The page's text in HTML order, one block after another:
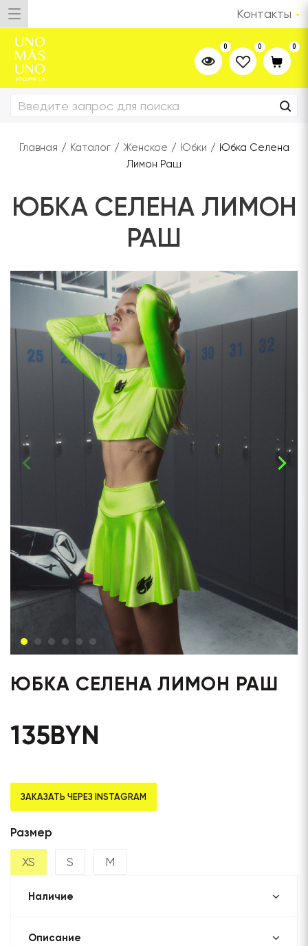
Контакты
0 0 0
Главная / Каталог / Женское / Юбки / Юбка Селена
Лимон Раш
ЮБКА СЕЛЕНА ЛИМОН
РАШ
ЮБКА СЕЛЕНА ЛИМОН РАШ
135BYN
ЗАКАЗАТЬ ЧЕРЕЗ INSTAGRAM
Размер
XS S M
Наличие
Описание